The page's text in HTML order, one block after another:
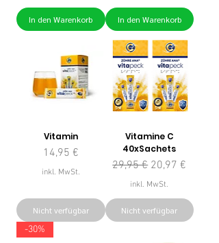
In den Warenkorb In den Warenkorb
Vitamin
Preis
14,95 €
inkl. MwSt.
Nicht verfügbar
Vitamine C
40xSachets
Standardpreis
29,95 € Sale-Preis
20,97 €
inkl. MwSt.
Nicht verfügbar
-30%